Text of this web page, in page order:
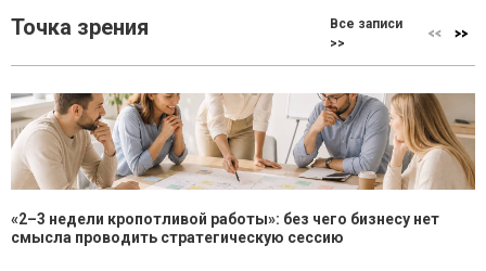
Точка зрения
Все записи
>>
«2–3 недели кропотливой работы»: без чего бизнесу нет
смысла проводить стратегическую сессию